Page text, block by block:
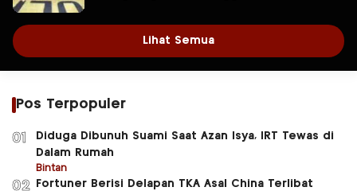
Lihat Semua
Pos Terpopuler
01
Diduga Dibunuh Suami Saat Azan Isya, IRT Tewas di
Dalam Rumah
Bintan
02
Fortuner Berisi Delapan TKA Asal China Terlibat